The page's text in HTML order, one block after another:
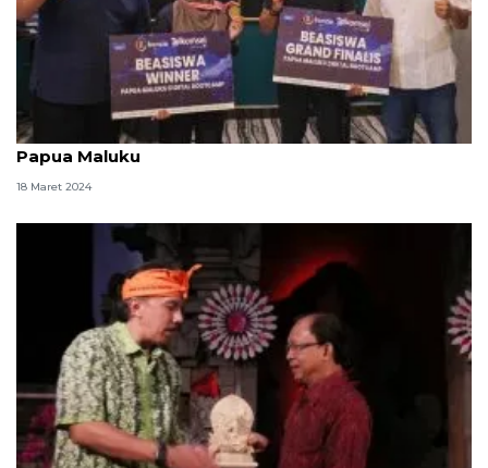
Telkomsel beri penghargaan ke tiga mahasiswa
Papua Maluku
18 Maret 2024